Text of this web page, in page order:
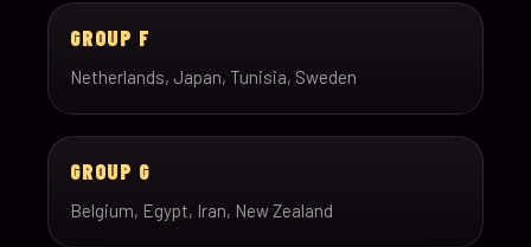
GROUP F
Netherlands, Japan, Tunisia, Sweden
GROUP G
Belgium, Egypt, Iran, New Zealand